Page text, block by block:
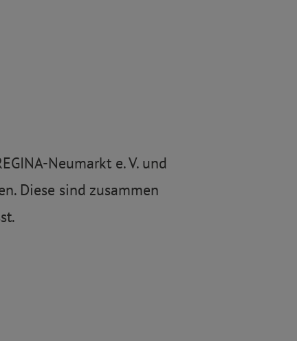
Neumarkt e. V. und
Diese sind zusammen